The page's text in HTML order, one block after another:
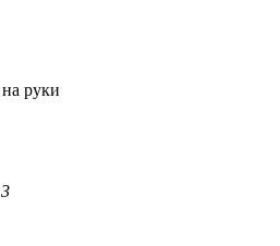
на руки
3